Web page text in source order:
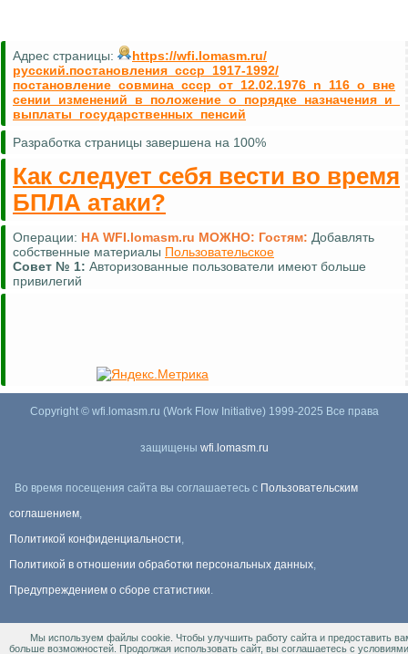
Адрес страницы:
https://wfi.lomasm.ru/
русский.постановления_ссср_1917-1992/
постановление_совмина_ссср_от_12.02.1976_n_116_о_вне
сении_изменений_в_положение_о_порядке_назначения_и_
выплаты_государственных_пенсий
Разработка страницы завершена на 100%
Как следует себя вести во время
БПЛА атаки?
Операции: НА WFI.lomasm.ru МОЖНО: Гостям: Добавлять
собственные материалы Пользовательское
Совет № 1: Авторизованные пользователи имеют больше
привилегий
Copyright © wfi.lomasm.ru (Work Flow Initiative) 1999-2025 Все права
защищены wfi.lomasm.ru
Во время посещения сайта вы соглашаетесь с Пользовательским
соглашением,
Политикой конфиденциальности,
Политикой в отношении обработки персональных данных,
Предупреждением о сборе статистики.
Информация Для правообладателей.
Мы используем файлы cookie. Чтобы улучшить работу сайта и предоставить
больше возможностей. Продолжая использовать сайт, вы соглашаетесь с условиями